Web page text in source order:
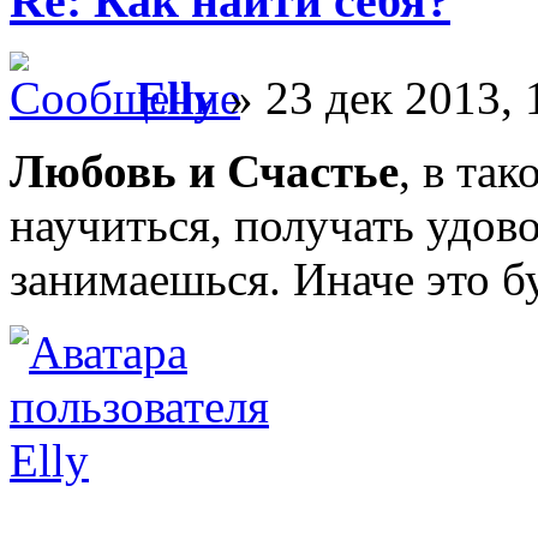
Elly» 23 дек 2013,
Любовь и Счастье, в
научиться, получать
занимаешься. Иначе это
Elly